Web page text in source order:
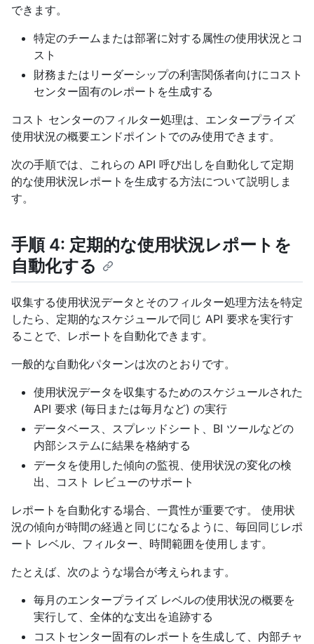
できます。
特定のチームまたは部署に対する属性の使用状況とコ
スト
財務またはリーダーシップの利害関係者向けにコスト
センター固有のレポートを生成する
コスト センターのフィルター処理は、エンタープライズ
使用状況の概要エンドポイントでのみ使用できます。
次の手順では、これらの API 呼び出しを自動化して定期
的な使用状況レポートを生成する方法について説明しま
す。
手順 4: 定期的な使用状況レポートを
自動化する
収集する使用状況データとそのフィルター処理方法を特定
したら、定期的なスケジュールで同じ API 要求を実行す
ることで、レポートを自動化できます。
一般的な自動化パターンは次のとおりです。
使用状況データを収集するためのスケジュールされた
API 要求 (毎日または毎月など) の実行
データベース、スプレッドシート、BI ツールなどの
内部システムに結果を格納する
データを使用した傾向の監視、使用状況の変化の検
出、コスト レビューのサポート
レポートを自動化する場合、一貫性が重要です。 使用状
況の傾向が時間の経過と同じになるように、毎回同じレポ
ート レベル、フィルター、時間範囲を使用します。
たとえば、次のような場合が考えられます。
毎月のエンタープライズ レベルの使用状況の概要を
実行して、全体的な支出を追跡する
コストセンター固有のレポートを生成して、内部チャ